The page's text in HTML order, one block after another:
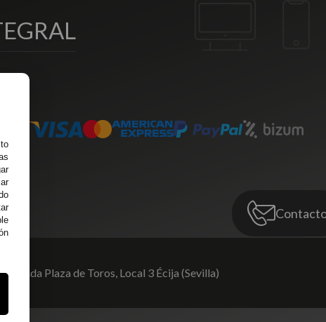
Avenida Plaza de Toros, Local 3 Écija (Sevilla)